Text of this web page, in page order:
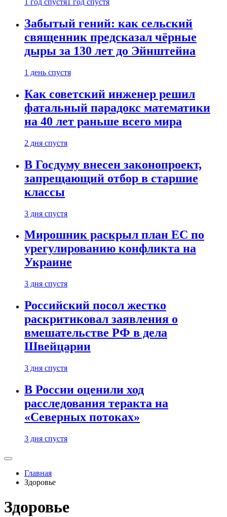
1 год спустя 1 год спустя
Забытый гений: как сельский
священник предсказал чёрные
дыры за 130 лет до Эйнштейна
1 день спустя
Как советский инженер решил
фатальный парадокс математики
на 40 лет раньше всего мира
2 дня спустя
В Госдуму внесен законопроект,
запрещающий отбор в старшие
классы
3 дня спустя
Мирошник раскрыл план ЕС по
урегулированию конфликта на
Украине
3 дня спустя
Российский посол жестко
раскритиковал заявления о
вмешательстве РФ в дела
Швейцарии
3 дня спустя
В России оценили ход
расследования теракта на
«Северных потоках»
3 дня спустя
Главная
Здоровье
Здоровье